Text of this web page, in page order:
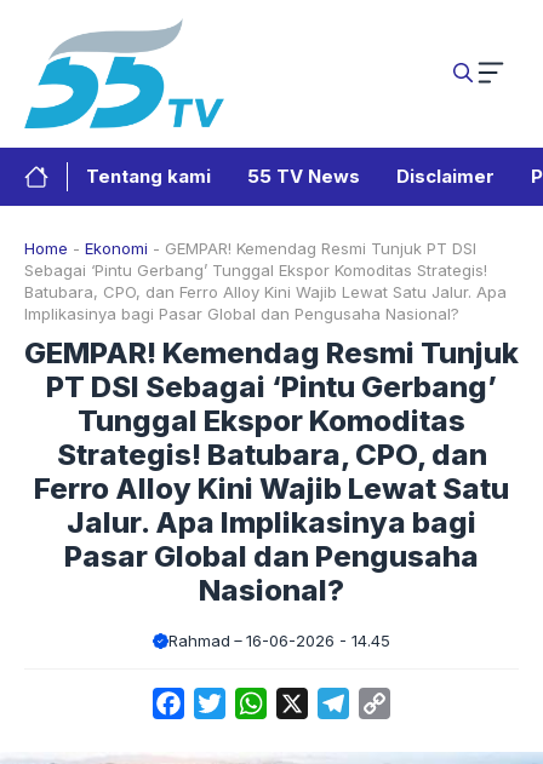
Tentang kami 55 TV News Disclaimer
Home - Ekonomi - GEMPAR! Kemendag Resmi Tunjuk PT DSI
Sebagai ‘Pintu Gerbang’ Tunggal Ekspor Komoditas Strategis!
Batubara, CPO, dan Ferro Alloy Kini Wajib Lewat Satu Jalur. Apa
Implikasinya bagi Pasar Global dan Pengusaha Nasional?
GEMPAR! Kemendag Resmi Tunjuk
PT DSI Sebagai ‘Pintu Gerbang’
Tunggal Ekspor Komoditas
Strategis! Batubara, CPO, dan
Ferro Alloy Kini Wajib Lewat Satu
Jalur. Apa Implikasinya bagi
Pasar Global dan Pengusaha
Nasional?
Rahmad 16-06-2026 - 14.45
FacebookTwitterWhatsApp Telegram